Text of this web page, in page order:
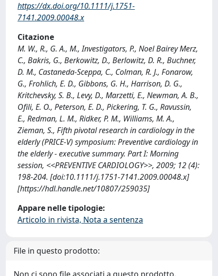
https://dx.doi.org/10.1111/j.1751-
7141.2009.00048.x
Citazione
M. W., R., G. A., M., Investigators, P., Noel Bairey Merz,
C., Bakris, G., Berkowitz, D., Berlowitz, D. R., Buchner,
D. M., Castaneda-Sceppa, C., Colman, R. J., Fonarow,
G., Frohlich, E. D., Gibbons, G. H., Harrison, D. G.,
Kritchevsky, S. B., Levy, D., Marzetti, E., Newman, A. B.,
Ofili, E. O., Peterson, E. D., Pickering, T. G., Ravussin,
E., Redman, L. M., Ridker, P. M., Williams, M. A.,
Zieman, S., Fifth pivotal research in cardiology in the
elderly (PRICE-V) symposium: Preventive cardiology in
the elderly - executive summary. Part I: Morning
session, <<PREVENTIVE CARDIOLOGY>>, 2009; 12 (4):
198-204. [doi:10.1111/j.1751-7141.2009.00048.x]
[https://hdl.handle.net/10807/259035]
Appare nelle tipologie:
Articolo in rivista, Nota a sentenza
File in questo prodotto: